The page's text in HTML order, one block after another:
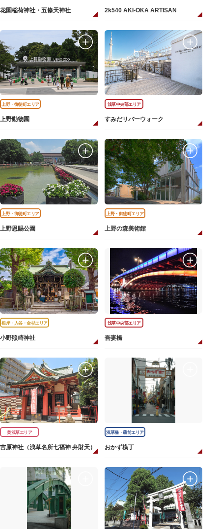
花園稲荷神社・五條天神社 2k540 AKI-OKA ARTISAN
上野・御徒町エリア
上野動物園
浅草中央部エリア
すみだリバーウォーク
上野・御徒町エリア
上野恩賜公園
上野・御徒町エリア
上野の森美術館
根岸・入谷・金杉エリア
小野照崎神社
浅草中央部エリア
吾妻橋
奥浅草エリア
吉原神社（浅草名所七福神 弁財天）
浅草橋・蔵前エリア
おかず横丁